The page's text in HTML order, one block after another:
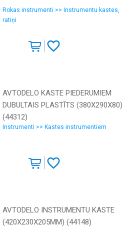
Rokas instrumenti >> Instrumentu kastes,
ratiņi
AVTODELO KASTE PIEDERUMIEM
DUBULTAIS PLASTĪTS (380Х290Х80)
(44312)
Instrumenti >> Kastes instrumentiem
AVTODELO INSTRUMENTU KASTE
(420Х230Х205MM) (44148)